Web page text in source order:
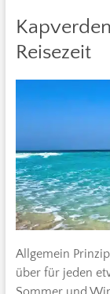
Reisezeit
Allgemein
über für jeden